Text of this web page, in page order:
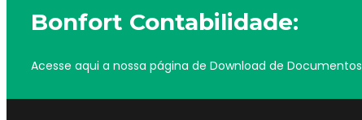
Bonfort Contabilidade:
Acesse aqui a nossa página de Download de Documentos